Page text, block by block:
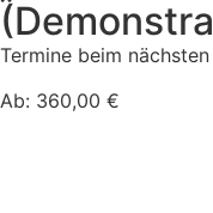
Termine beim
Ab: 360,00 €